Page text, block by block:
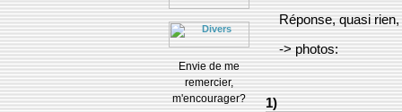
Envie de me
remercier,
m'encourager?
Réponse, quasi
-> photos:
1)